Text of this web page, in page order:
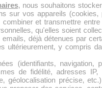
A PROPOS
Qui sommes nous ?
Mentions Légales
, nous souhaitons
sur vos appareils (cookies,
et transmettre entre
qu'elles soient
déjà détenues par
ultérieurement, y compris
(identifiants, navigation,
de fidélité, adresses IP,
géolocalisation précise,